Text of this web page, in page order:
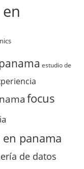
estudio de
focus
panama
de datos